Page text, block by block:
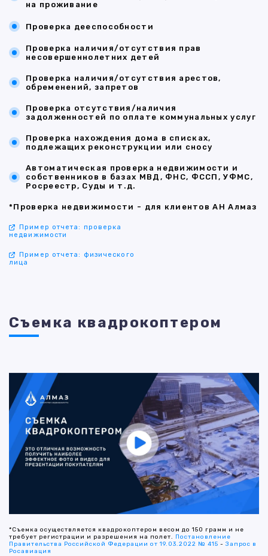
на проживание
Проверка дееспособности
Проверка наличия/отсутствия прав
несовершеннолетних детей
Проверка наличия/отсутствия арестов,
обременений, запретов
Проверка отсутствия/наличия
задолженностей по оплате коммунальных услуг
Проверка нахождения дома в списках,
подлежащих реконструкции или сносу
Автоматическая проверка недвижимости и
собственников в базах МВД, ФНС, ФССП, УФМС,
Росреестр, Суды и т.д.
*Проверка недвижимости - для клиентов АН Алмаз
Пример отчета: проверка
недвижимости
Пример отчета: физического
лица
Съемка квадрокоптером
*Съемка осуществляется квадрокоптером весом до 150 грамм и не
требует регистрации и разрешения на полет. Постановление
Правительства Российской Федерации от 19.03.2022 № 415 -Запрос в
Росавиация